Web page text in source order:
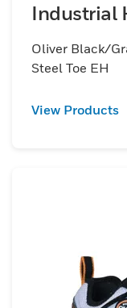
Industrial
Oliver Black/
Steel Toe EH
View Products